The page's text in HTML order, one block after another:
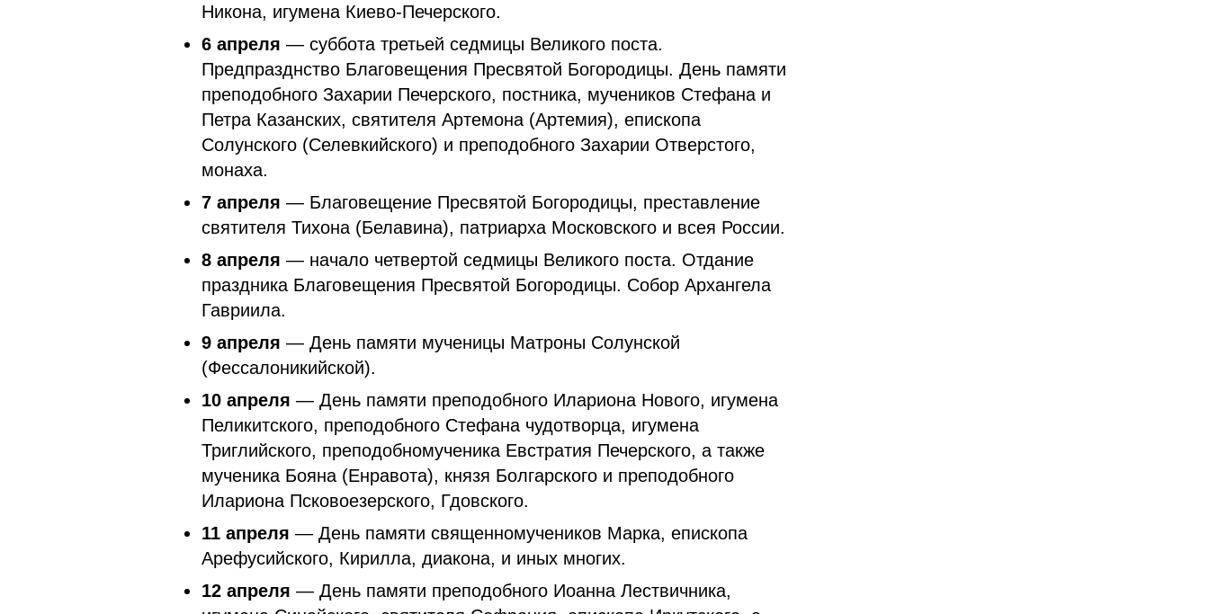
Никона, игумена Киево-Печерского.
6 апреля — суббота третьей седмицы Великого поста.
Предпразднство Благовещения Пресвятой Богородицы. День памяти
преподобного Захарии Печерского, постника, мучеников Стефана и
Петра Казанских, святителя Артемона (Артемия), епископа
Солунского (Селевкийского) и преподобного Захарии Отверстого,
монаха.
7 апреля — Благовещение Пресвятой Богородицы, преставление
святителя Тихона (Белавина), патриарха Московского и всея России.
8 апреля — начало четвертой седмицы Великого поста. Отдание
праздника Благовещения Пресвятой Богородицы. Собор Архангела
Гавриила.
9 апреля — День памяти мученицы Матроны Солунской
(Фессалоникийской).
10 апреля — День памяти преподобного Илариона Нового, игумена
Пеликитского, преподобного Стефана чудотворца, игумена
Триглийского, преподобномученика Евстратия Печерского, а также
мученика Бояна (Енравота), князя Болгарского и преподобного
Илариона Псковоезерского, Гдовского.
11 апреля — День памяти священномучеников Марка, епископа
Арефусийского, Кирилла, диакона, и иных многих.
12 апреля — День памяти преподобного Иоанна Лествичника,